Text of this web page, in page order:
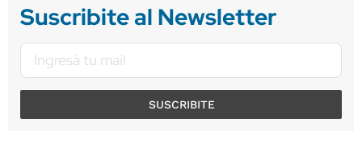
Suscribite al Newsletter
SUSCRIBITE